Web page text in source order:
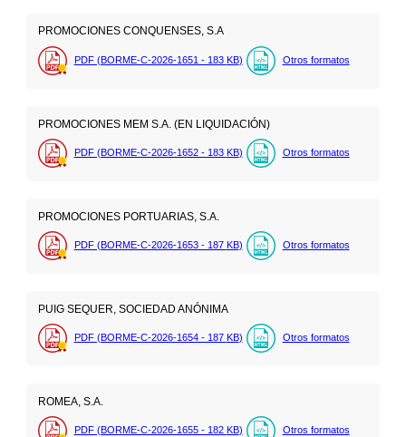
PROMOCIONES CONQUENSES, S.A
PDF (BORME-C-2026-1651 - 183 KB) Otros formatos
PROMOCIONES MEM S.A. (EN LIQUIDACIÓN)
PDF (BORME-C-2026-1652 - 183 KB) Otros formatos
PROMOCIONES PORTUARIAS, S.A.
PDF (BORME-C-2026-1653 - 187 KB) Otros formatos
PUIG SEQUER, SOCIEDAD ANÓNIMA
PDF (BORME-C-2026-1654 - 187 KB) Otros formatos
ROMEA, S.A.
PDF (BORME-C-2026-1655 - 182 KB) Otros formatos